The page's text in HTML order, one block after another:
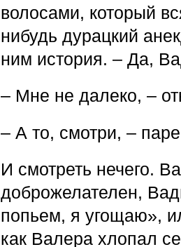
волосами, который
нибудь дурацкий
ним история. – Да,
– Мне не далеко, –
– А то, смотри, –
И смотреть нечего.
доброжелателен,
попьем, я угощаю»,
как Валера хлопал